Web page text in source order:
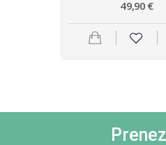
49,90 €